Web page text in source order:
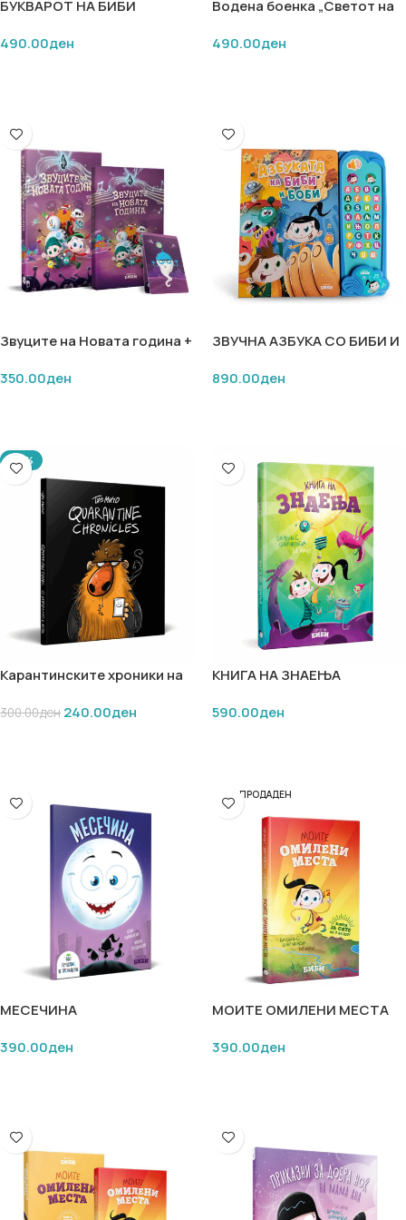
БУКВАРОТ НА БИБИ
490.00ден
Водена боенка „Светот на
490.00ден
Звуците на Новата година +
350.00ден
ЗВУЧНА АЗБУКА СО БИБИ И
890.00ден
-20%
Карантинските хроники на
300.00ден 240.00ден
КНИГА НА ЗНАЕЊА
590.00ден
МЕСЕЧИНА
390.00ден
РАСПРОДАДЕН
МОИТЕ ОМИЛЕНИ МЕСТА
390.00ден